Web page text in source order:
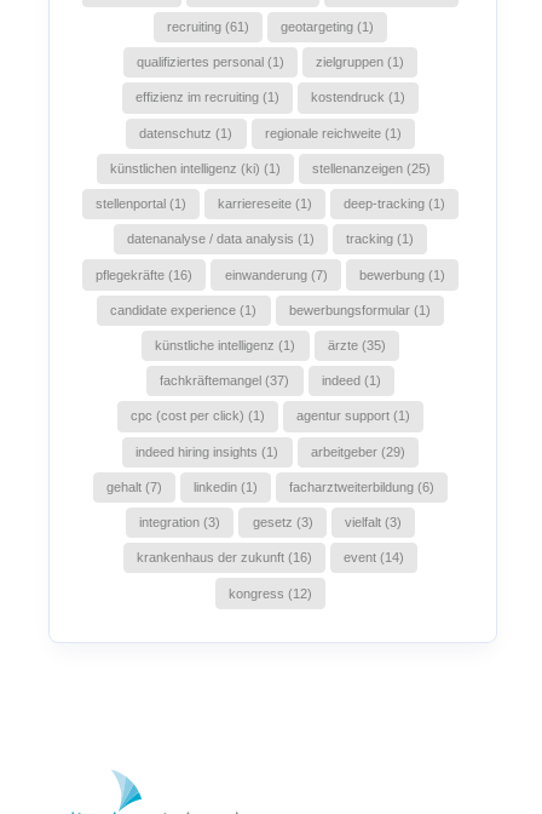
recruiting (61) geotargeting (1)
qualifiziertes personal (1) zielgruppen (1)
effizienz im recruiting (1) kostendruck (1)
datenschutz (1) regionale reichweite (1)
künstlichen intelligenz (ki) (1) stellenanzeigen (25)
stellenportal (1) karriereseite (1) deep-tracking (1)
datenanalyse / data analysis (1) tracking (1)
pflegekräfte (16) einwanderung (7) bewerbung (1)
candidate experience (1) bewerbungsformular (1)
künstliche intelligenz (1) ärzte (35)
fachkräftemangel (37) indeed (1)
cpc (cost per click) (1) agentur support (1)
indeed hiring insights (1) arbeitgeber (29)
gehalt (7) linkedin (1) facharztweiterbildung (6)
integration (3) gesetz (3) vielfalt (3)
krankenhaus der zukunft (16) event (14)
kongress (12)